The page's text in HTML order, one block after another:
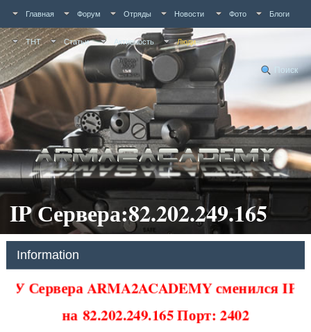
Главная Форум Отряды Новости Фото Блоги
ТНТ Статьи Активность Люди
Поиск
IP Сервера:82.202.249.165
Information
У Сервера ARMA2ACADEMY сменился IP
на82.202.249.165 Порт: 2402